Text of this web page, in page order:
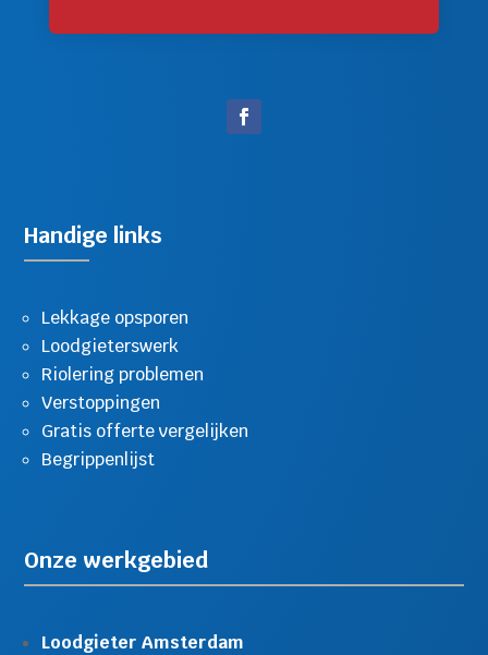
Handige links
Lekkage opsporen
Loodgieterswerk
Riolering problemen
Verstoppingen
Gratis offerte vergelijken
Begrippenlijst
Onze werkgebied
Loodgieter Amsterdam